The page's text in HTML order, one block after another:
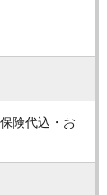
険代込・お